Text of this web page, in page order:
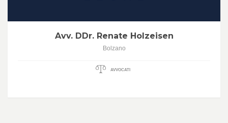
Avv. DDr. Renate Holzeisen
Bolzano
AVVOCATI